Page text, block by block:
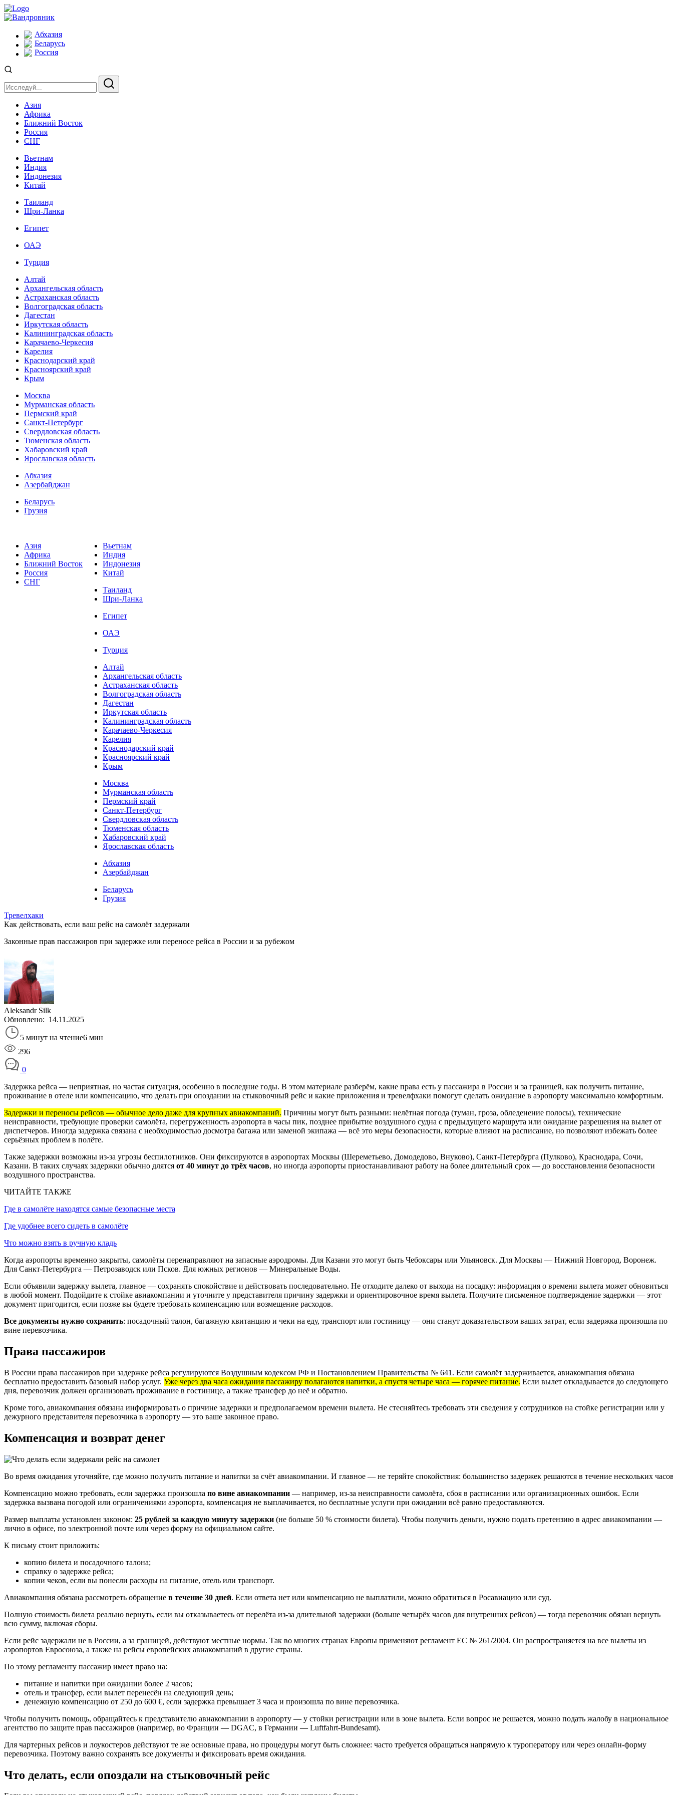
Абхазия
Беларусь
Россия
Азия
Африка
Ближний Восток
Россия
СНГ
Вьетнам
Индия
Индонезия
Китай
Таиланд
Шри-Ланка
Египет
ОАЭ
Турция
Алтай
Архангельская область
Астраханская область
Волгоградская область
Дагестан
Иркутская область
Калининградская область
Карачаево-Черкесия
Карелия
Краснодарский край
Красноярский край
Крым
Москва
Мурманская область
Пермский край
Санкт-Петербург
Свердловская область
Тюменская область
Хабаровский край
Ярославская область
Абхазия
Азербайджан
Беларусь
Грузия
Азия
Африка
Ближний Восток
Россия
СНГ
Вьетнам
Индия
Индонезия
Китай
Таиланд
Шри-Ланка
Египет
ОАЭ
Турция
Алтай
Архангельская область
Астраханская область
Волгоградская область
Дагестан
Иркутская область
Калининградская область
Карачаево-Черкесия
Карелия
Краснодарский край
Красноярский край
Крым
Москва
Мурманская область
Пермский край
Санкт-Петербург
Свердловская область
Тюменская область
Хабаровский край
Ярославская область
Абхазия
Азербайджан
Беларусь
Грузия
Тревелхаки
Как действовать, если ваш рейс на самолёт задержали
Законные прав пассажиров при задержке или переносе рейса в России и за рубежом
Aleksandr Silk
Обновлено: 14.11.2025
5 минут на чтение6 мин
296
0
Задержка рейса — неприятная, но частая ситуация, особенно в последние годы. В этом материале разберём, какие права есть у пассажира в России и за границей, как получить питание,
проживание в отеле или компенсацию, что делать при опоздании на стыковочный рейс и какие приложения и тревелфхаки помогут сделать ожидание в аэропорту максимально комфортным.
Задержки и переносы рейсов — обычное дело даже для крупных авиакомпаний. Причины могут быть разными: нелётная погода (туман, гроза, обледенение полосы), технические
неисправности, требующие проверки самолёта, перегруженность аэропорта в часы пик, позднее прибытие воздушного судна с предыдущего маршрута или ожидание разрешения на вылет от
диспетчеров. Иногда задержка связана с необходимостью досмотра багажа или заменой экипажа — всё это меры безопасности, которые влияют на расписание, но позволяют избежать более
серьёзных проблем в полёте.
Также задержки возможны из-за угрозы беспилотников. Они фиксируются в аэропортах Москвы (Шереметьево, Домодедово, Внуково), Санкт-Петербурга (Пулково), Краснодара, Сочи,
Казани. В таких случаях задержки обычно длятся от 40 минут до трёх часов, но иногда аэропорты приостанавливают работу на более длительный срок — до восстановления безопасности
воздушного пространства.
ЧИТАЙТЕ ТАКЖЕ
Где в самолёте находятся самые безопасные места
Где удобнее всего сидеть в самолёте
Что можно взять в ручную кладь
Когда аэропорты временно закрыты, самолёты перенаправляют на запасные аэродромы. Для Казани это могут быть Чебоксары или Ульяновск. Для Москвы — Нижний Новгород, Воронеж.
Для Санкт-Петербурга — Петрозаводск или Псков. Для южных регионов — Минеральные Воды.
Если объявили задержку вылета, главное — сохранять спокойствие и действовать последовательно. Не отходите далеко от выхода на посадку: информация о времени вылета может обновиться
в любой момент. Подойдите к стойке авиакомпании и уточните у представителя причину задержки и ориентировочное время вылета. Получите письменное подтверждение задержки — этот
документ пригодится, если позже вы будете требовать компенсацию или возмещение расходов.
Все документы нужно сохранить: посадочный талон, багажную квитанцию и чеки на еду, транспорт или гостиницу — они станут доказательством ваших затрат, если задержка произошла по
вине перевозчика.
Права пассажиров
В России права пассажиров при задержке рейса регулируются Воздушным кодексом РФ и Постановлением Правительства № 641. Если самолёт задерживается, авиакомпания обязана
бесплатно предоставить базовый набор услуг. Уже через два часа ожидания пассажиру полагаются напитки, а спустя четыре часа — горячее питание. Если вылет откладывается до следующего
дня, перевозчик должен организовать проживание в гостинице, а также трансфер до неё и обратно.
Кроме того, авиакомпания обязана информировать о причине задержки и предполагаемом времени вылета. Не стесняйтесь требовать эти сведения у сотрудников на стойке регистрации или у
дежурного представителя перевозчика в аэропорту — это ваше законное право.
Компенсация и возврат денег
Во время ожидания уточняйте, где можно получить питание и напитки за счёт авиакомпании. И главное — не теряйте спокойствия: большинство задержек решаются в течение нескольких
Компенсацию можно требовать, если задержка произошла по вине авиакомпании — например, из-за неисправности самолёта, сбоя в расписании или организационных ошибок. Если
задержка вызвана погодой или ограничениями аэропорта, компенсация не выплачивается, но бесплатные услуги при ожидании всё равно предоставляются.
Размер выплаты установлен законом: 25 рублей за каждую минуту задержки (не больше 50 % стоимости билета). Чтобы получить деньги, нужно подать претензию в адрес авиакомпании —
лично в офисе, по электронной почте или через форму на официальном сайте.
К письму стоит приложить:
копию билета и посадочного талона;
справку о задержке рейса;
копии чеков, если вы понесли расходы на питание, отель или транспорт.
Авиакомпания обязана рассмотреть обращение в течение 30 дней. Если ответа нет или компенсацию не выплатили, можно обратиться в Росавиацию или суд.
Полную стоимость билета реально вернуть, если вы отказываетесь от перелёта из-за длительной задержки (больше четырёх часов для внутренних рейсов) — тогда перевозчик обязан вернуть
всю сумму, включая сборы.
Если рейс задержали не в России, а за границей, действуют местные нормы. Так во многих странах Европы применяют регламент ЕС № 261/2004. Он распространяется на все вылеты из
аэропортов Евросоюза, а также на рейсы европейских авиакомпаний в другие страны.
По этому регламенту пассажир имеет право на:
питание и напитки при ожидании более 2 часов;
отель и трансфер, если вылет перенесён на следующий день;
денежную компенсацию от 250 до 600 €, если задержка превышает 3 часа и произошла по вине перевозчика.
Чтобы получить помощь, обращайтесь к представителю авиакомпании в аэропорту — у стойки регистрации или в зоне вылета. Если вопрос не решается, можно подать жалобу в национальное
агентство по защите прав пассажиров (например, во Франции — DGAC, в Германии — Luftfahrt-Bundesamt).
Для чартерных рейсов и лоукостеров действуют те же основные права, но процедуры могут быть сложнее: часто требуется обращаться напрямую к туроператору или через онлайн-форму
перевозчика. Поэтому важно сохранять все документы и фиксировать время ожидания.
Что делать, если опоздали на стыковочный рейс